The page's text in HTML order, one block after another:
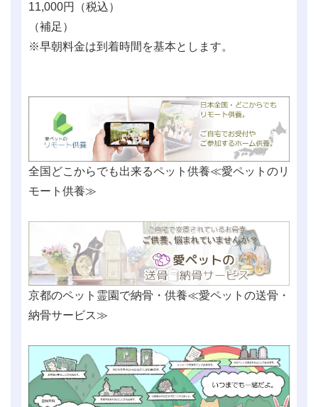
11,000円（税込）
（補足）
※早朝料金は到着時間を基本とします。
全国どこからでも出来るペット供養≪愛ペットのリ
モート供養≫
京都のペット霊園で納骨・供養≪愛ペットの送骨・
納骨サービス≫